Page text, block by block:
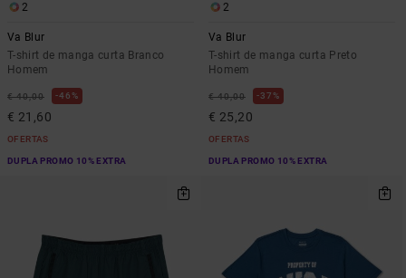
2
Va Blur
T-shirt de manga curta Branco
Homem
€ 40,00 46%
€ 21,60
OFERTAS
DUPLA PROMO 10% EXTRA
2
Va Blur
T-shirt de manga curta Preto
Homem
€ 40,00 37%
€ 25,20
OFERTAS
DUPLA PROMO 10% EXTRA